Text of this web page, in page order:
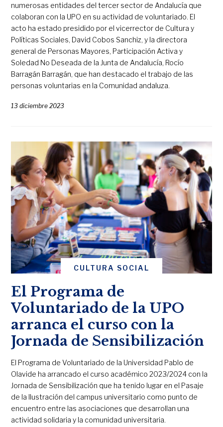
numerosas entidades del tercer sector de Andalucía que
colaboran con la UPO en su actividad de voluntariado. El
acto ha estado presidido por el vicerrector de Cultura y
Políticas Sociales, David Cobos Sanchiz, y la directora
general de Personas Mayores, Participación Activa y
Soledad No Deseada de la Junta de Andalucía, Rocío
Barragán Barragán, que han destacado el trabajo de las
personas voluntarias en la Comunidad andaluza.
13 diciembre 2023
CULTURA SOCIAL
El Programa de
Voluntariado de la UPO
arranca el curso con la
Jornada de Sensibilización
El Programa de Voluntariado de la Universidad Pablo de
Olavide ha arrancado el curso académico 2023/2024 con la
Jornada de Sensibilización que ha tenido lugar en el Pasaje
de la Ilustración del campus universitario como punto de
encuentro entre las asociaciones que desarrollan una
actividad solidaria y la comunidad universitaria.